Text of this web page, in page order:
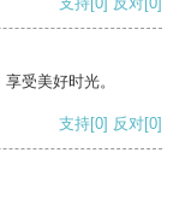
受美好时光。
支持[0] 反对[0]